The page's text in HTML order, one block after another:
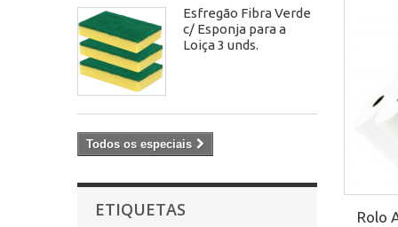
Esfregão Fibra Verde
c/ Esponja para a
Loiça 3 unds.
Todos os especiais
ETIQUETAS Rolo